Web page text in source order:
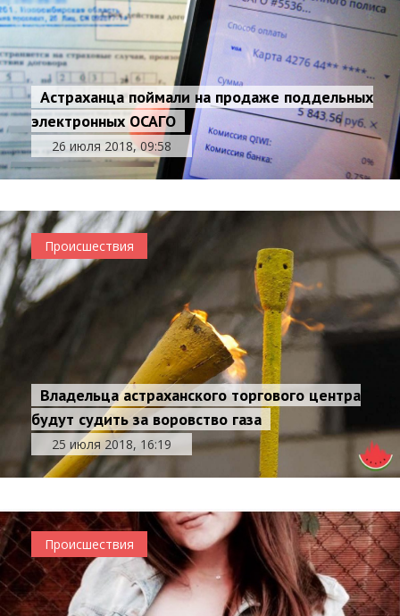
Астраханца поймали на продаже поддельных
электронных ОСАГО
26 июля 2018, 09:58
Происшествия
Владельца астраханского торгового центра
будут судить за воровство газа
25 июля 2018, 16:19
Происшествия